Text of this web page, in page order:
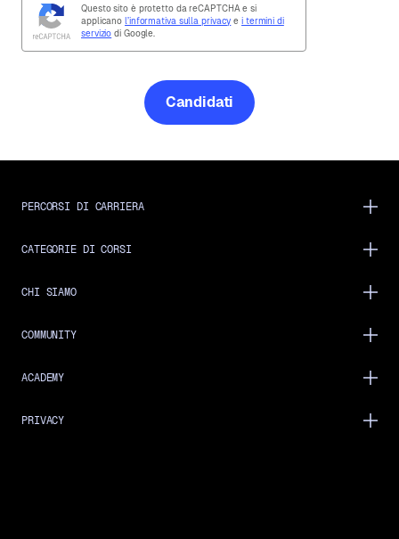
Questo sito è protetto da reCAPTCHA e si
applicano l’informativa sulla privacy ei termini di
servizio di Google.
Candidati
PERCORSI DI CARRIERA
CATEGORIE DI CORSI
CHI SIAMO
COMMUNITY
ACADEMY
PRIVACY